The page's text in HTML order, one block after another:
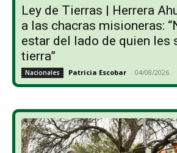
Ley de Tierras | Herrera
a las chacras misioneras:
estar del lado de quien les
tierra”
Nacionales Patricia Escobar - 04/08/2026